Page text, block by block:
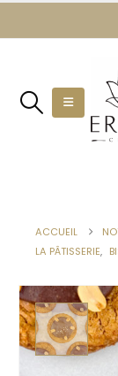
ACCUEIL
LA PÂTISSERIE,